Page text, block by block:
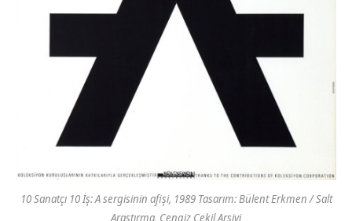
10 Sanatçı 10 İş: A sergisinin afişi, 1989 Tasarım: Bülent Erkmen / Salt
Araştırma, Cengiz Çekil Arşivi